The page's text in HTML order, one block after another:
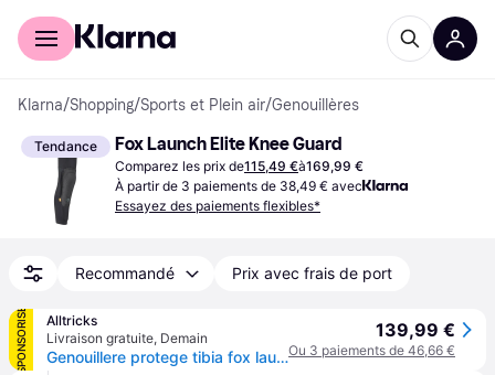
Acheter avec Klarna
Klarna/Shopping/Sports et Plein air/Genouillères
Tendance Fox Launch Elite Knee Guard
Comparez les prix de115,49 €à169,99 €
À partir de 3 paiements de 38,49 € avec
Essayez des paiements flexibles*
Recommandé Prix avec frais de port
SPONSORISÉ
Alltricks
Livraison gratuite, Demain
Genouillere protege tibia fox launch elite noir
139,99 €
Ou 3 paiements de 46,66 €